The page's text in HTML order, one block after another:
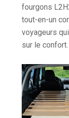
fourgons
tout-en-un
voyageurs
sur le confort.